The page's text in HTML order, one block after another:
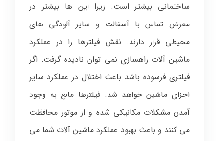
ساختمانی بیشتر است. زیرا این ها بیشتر در
معرض تماس با آسفالت و سایر آلودگی های
محیطی قرار دارند. نقش فیلترها را در عملکرد
ماشین آلات راهسازی نمی توان نادیده گرفت. اگر
فیلتری فرسوده باشد باعث اختلال در عملکرد سایر
اجزای ماشین خواهد شد. فیلترها مانع به وجود
آمدن مشکلات مکانیکی شده و از موتور محافظت
می کنند و باعث بهبود عملکرد ماشین آلات شما می